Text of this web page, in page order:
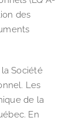
des
la Société
Les
de la
En